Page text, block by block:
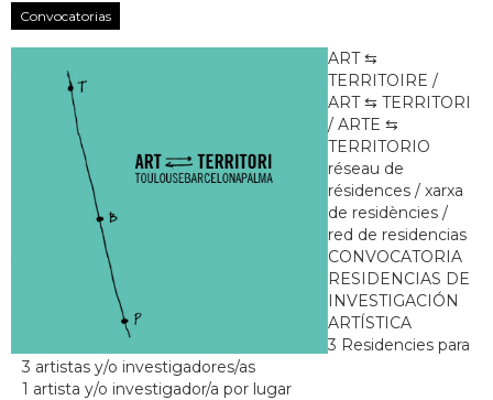
Convocatorias
ART ⇆
TERRITOIRE /
ART ⇆ TERRITORI
/ ARTE ⇆
TERRITORIO
réseau de
résidences / xarxa
de residències /
red de residencias
CONVOCATORIA
RESIDENCIAS DE
INVESTIGACIÓN
ARTÍSTICA
3 Residencies para
3 artistas y/o investigadores/as
1 artista y/o investigador/a por lugar